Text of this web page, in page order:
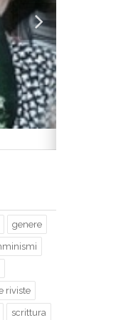
genere
riviste
scrittura